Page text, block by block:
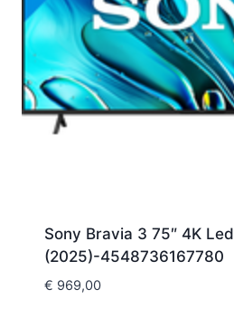
Sony Bravia 3 75″ 4K Led
(2025)-4548736167780
€ 969,00